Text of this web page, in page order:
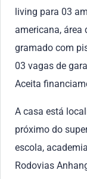
living para 03
americana, área
gramado com
03 vagas de
Aceita
A casa está
próximo do
escola,
Rodovias